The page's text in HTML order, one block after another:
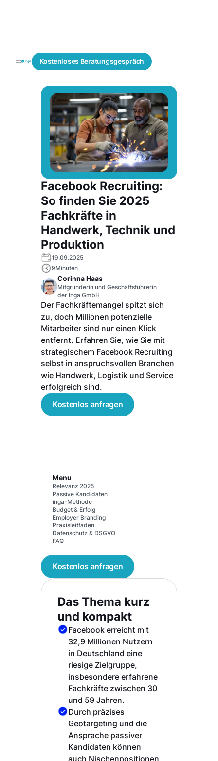
Kostenloses Beratungsgespräch
Blogs
Recruiting
Lösungen
Social
Recruiting
Facebook Recruiting:
So finden Sie 2025
Fachkräfte in
Handwerk, Technik und
Produktion
19.09.2025
9Minuten
Corinna Haas
Mitgründerin und Geschäftsführerin
der Inga GmbH
Der Fachkräftemangel spitzt sich
zu, doch Millionen potenzielle
Mitarbeiter sind nur einen Klick
entfernt. Erfahren Sie, wie Sie mit
strategischem Facebook Recruiting
selbst in anspruchsvollen Branchen
wie Handwerk, Logistik und Service
erfolgreich sind.
Kostenlos anfragen
Menu
Relevanz 2025
Passive Kandidaten
inga-Methode
Budget & Erfolg
Employer Branding
Praxisleitfaden
Datenschutz & DSGVO
FAQ
Kostenlos anfragen
Das Thema kurz
und kompakt
Facebook erreicht mit
32,9 Millionen Nutzern
in Deutschland eine
riesige Zielgruppe,
insbesondere erfahrene
Fachkräfte zwischen 30
und 59 Jahren.
Durch präzises
Geotargeting und die
Ansprache passiver
Kandidaten können
auch Nischenpositionen